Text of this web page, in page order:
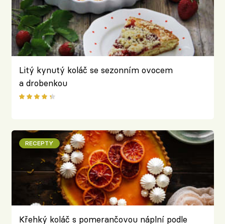
Litý kynutý koláč se sezonním ovocem
a drobenkou
RECEPTY
Křehký koláč s pomerančovou náplní podle